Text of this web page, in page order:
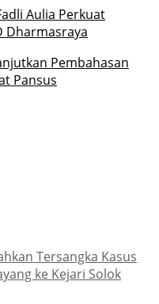
Aulia Perkuat
Dharmasraya
Pembahasan
Pansus
Tersangka Kasus
ke Kejari Solok